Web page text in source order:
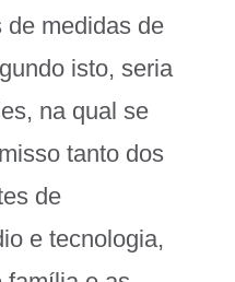
de medidas de
isto, seria
na qual se
tanto dos
de
e tecnologia,